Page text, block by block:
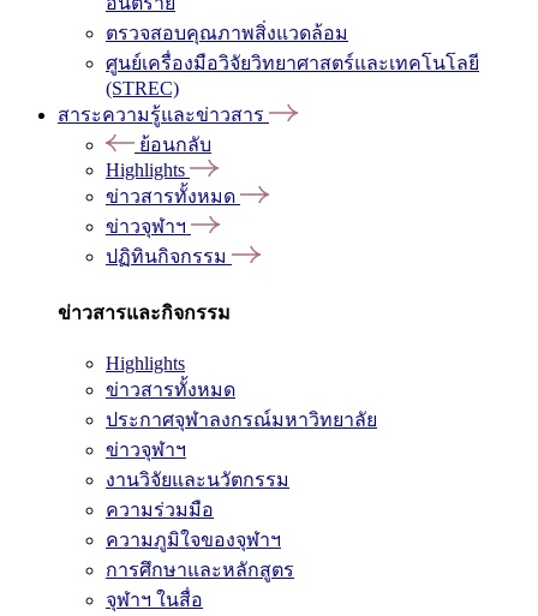
ตรวจสอบคุณภาพสิ่งแวดล้อม
ศูนย์เครื่องมือวิจัยวิทยาศาสตร์และเทคโนโลยี
(STREC)
สาระความรู้และข่าวสาร
ย้อนกลับ
Highlights
ข่าวสารทั้งหมด
ข่าวจุฬาฯ
ปฏิทินกิจกรรม
ข่าวสารและกิจกรรม
Highlights
ข่าวสารทั้งหมด
ประกาศจุฬาลงกรณ์มหาวิทยาลัย
ข่าวจุฬาฯ
งานวิจัยและนวัตกรรม
ความร่วมมือ
ความภูมิใจของจุฬาฯ
การศึกษาและหลักสูตร
จุฬาฯ ในสื่อ